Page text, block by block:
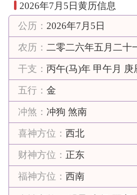
2026年7月5日黄历信息
公历： 2026年7月5日
农历： 二零二六年五月二十
干支： 丙午(马)年 甲午月 庚
五行： 金
冲煞： 冲狗 煞南
喜神方位： 西北
财神方位： 正东
福神方位： 西南